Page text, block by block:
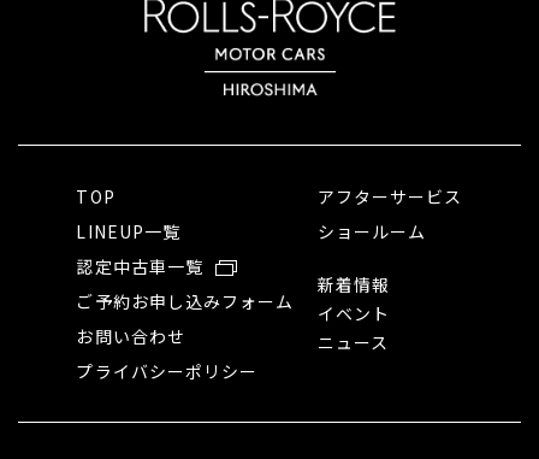
TOP
LINEUP一覧
認定中古車一覧
ご予約お申し込みフォーム
お問い合わせ
プライバシーポリシー
アフターサービス
ショールーム
新着情報
イベント
ニュース